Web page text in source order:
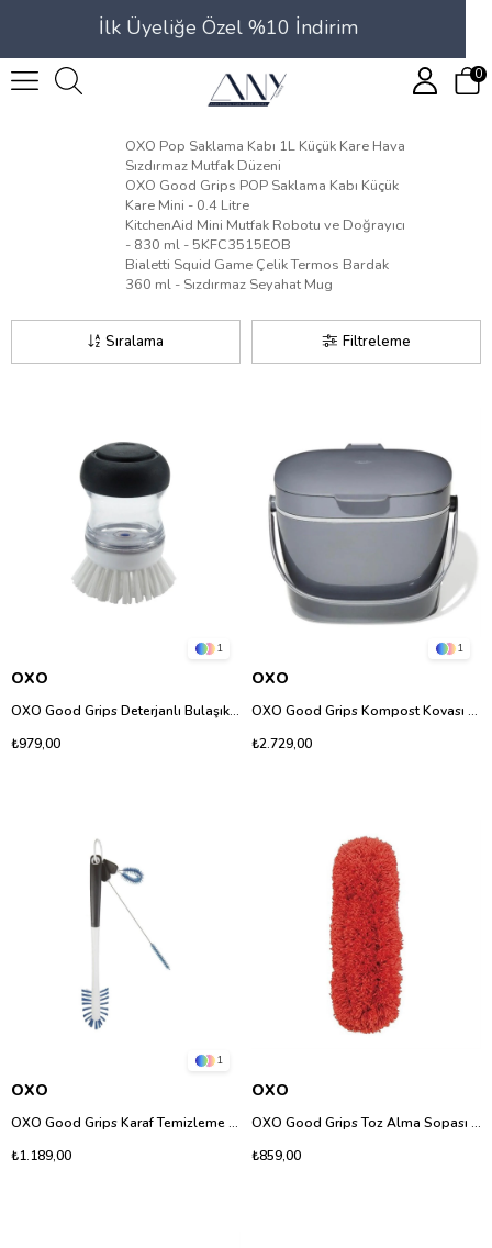
İlk Üyeliğe Özel %10 İndirim
0
OXO Pop Saklama Kabı 1L Küçük Kare Hava
Sızdırmaz Mutfak Düzeni
OXO Good Grips POP Saklama Kabı Küçük
Kare Mini - 0.4 Litre
KitchenAid Mini Mutfak Robotu ve Doğrayıcı
- 830 ml - 5KFC3515EOB
Bialetti Squid Game Çelik Termos Bardak
360 ml - Sızdırmaz Seyahat Mug
Filtreleme
Sıralama
1
OXO
OXO Good Grips Deterjanlı Bulaşık Fırçası Pratik Temizlik
₺979,00
1
OXO
OXO Good Grips Kompost Kovası Mutfakta Geri Dönüşüm
₺2.729,00
1
OXO
OXO Good Grips Karaf Temizleme Seti Derinlemesine Hijyen
₺1.189,00
OXO
OXO Good Grips Toz Alma Sopası İçin Mikrofiber Yedek Başlık
₺859,00